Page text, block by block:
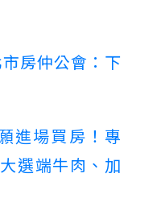
房仲公會：下
進場買房！專
選端牛肉、加